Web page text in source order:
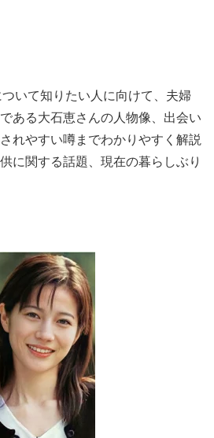
いて知りたい人に向けて、夫婦
ある大石恵さんの人物像、出会い
れやすい噂までわかりやすく解説
に関する話題、現在の暮らしぶり